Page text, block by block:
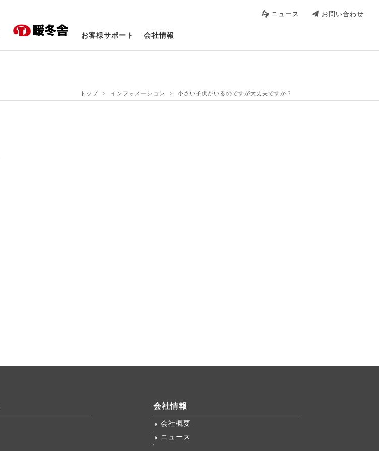
ニュース お問い合わせ
お客様サポート 会社情報
トップ インフォメーション 小さい子供がいるのですが大丈夫ですか？
会社情報
会社概要
ニュース